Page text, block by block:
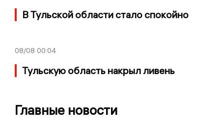
В Тульской области стало спокойно
08/08 00:04
Тульскую область накрыл ливень
Главные новости